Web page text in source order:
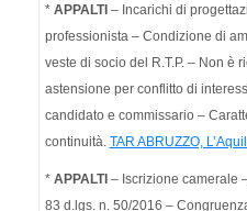
* APPALTI – Incarichi di
professionista – Condizione di
veste di socio del R.T.P. – Non è
astensione per conflitto di
candidato e commissario –
continuità. TAR ABRUZZO,
* APPALTI – Iscrizione camerale
83 d.lgs. n. 50/2016 –